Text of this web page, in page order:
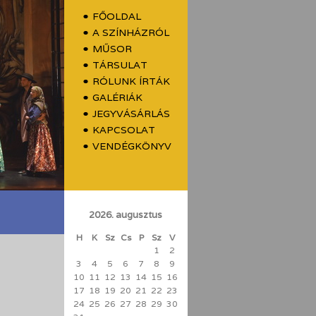
FŐOLDAL
A SZÍNHÁZRÓL
MŰSOR
TÁRSULAT
RÓLUNK ÍRTÁK
GALÉRIÁK
JEGYVÁSÁRLÁS
KAPCSOLAT
VENDÉGKÖNYV
2026. augusztus
H K Sz Cs P Sz
V
1
2
3
4 5 6 7 8
9
10 11 12 13 14 15 16
17 18 19 20 21 22 23
24 25 26 27 28 29 30